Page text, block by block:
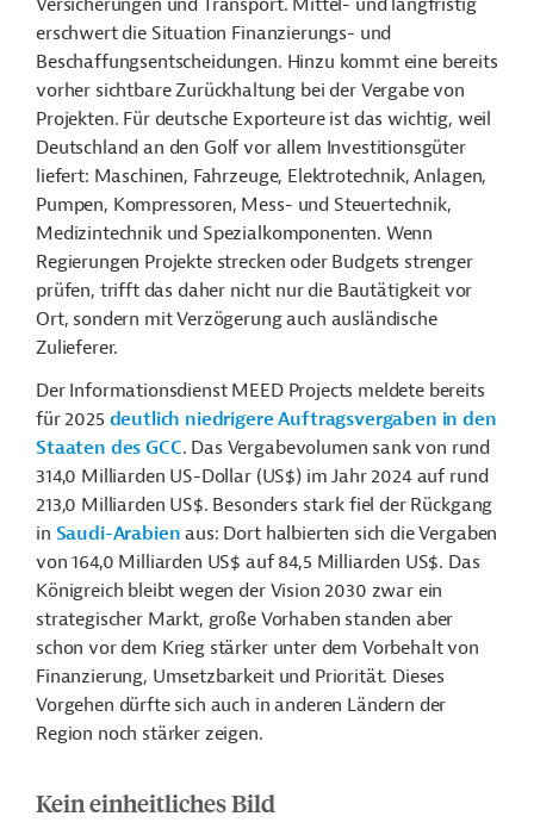
Versicherungen und Transport. Mittel- und langfristig
erschwert die Situation Finanzierungs- und
Beschaffungsentscheidungen. Hinzu kommt eine bereits
vorher sichtbare Zurückhaltung bei der Vergabe von
Projekten. Für deutsche Exporteure ist das wichtig, weil
Deutschland an den Golf vor allem Investitionsgüter
liefert: Maschinen, Fahrzeuge, Elektrotechnik, Anlagen,
Pumpen, Kompressoren, Mess- und Steuertechnik,
Medizintechnik und Spezialkomponenten. Wenn
Regierungen Projekte strecken oder Budgets strenger
prüfen, trifft das daher nicht nur die Bautätigkeit vor
Ort, sondern mit Verzögerung auch ausländische
Zulieferer.
Der Informationsdienst MEED Projects meldete bereits
für 2025 deutlich niedrigere Auftragsvergaben in den
Staaten des GCC. Das Vergabevolumen sank von rund
314,0 Milliarden US-Dollar (US$) im Jahr 2024 auf rund
213,0 Milliarden US$. Besonders stark fiel der Rückgang
in Saudi-Arabien aus: Dort halbierten sich die Vergaben
von 164,0 Milliarden US$ auf 84,5 Milliarden US$. Das
Königreich bleibt wegen der Vision 2030 zwar ein
strategischer Markt, große Vorhaben standen aber
schon vor dem Krieg stärker unter dem Vorbehalt von
Finanzierung, Umsetzbarkeit und Priorität. Dieses
Vorgehen dürfte sich auch in anderen Ländern der
Region noch stärker zeigen.
Kein einheitliches Bild